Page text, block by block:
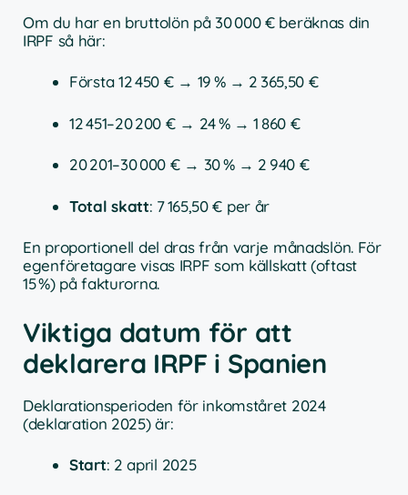
Om du har en bruttolön på 30 000 € beräknas din
IRPF så här:
Första 12 450 € → 19 % → 2 365,50 €
12 451–20 200 € → 24 % → 1 860 €
20 201–30 000 € → 30 % → 2 940 €
Total skatt: 7 165,50 € per år
En proportionell del dras från varje månadslön. För
egenföretagare visas IRPF som källskatt (oftast
15 %) på fakturorna.
Viktiga datum för att
deklarera IRPF i Spanien
Deklarationsperioden för inkomståret 2024
(deklaration 2025) är:
Start: 2 april 2025